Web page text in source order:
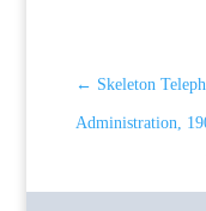
← Skeleton
Administration,